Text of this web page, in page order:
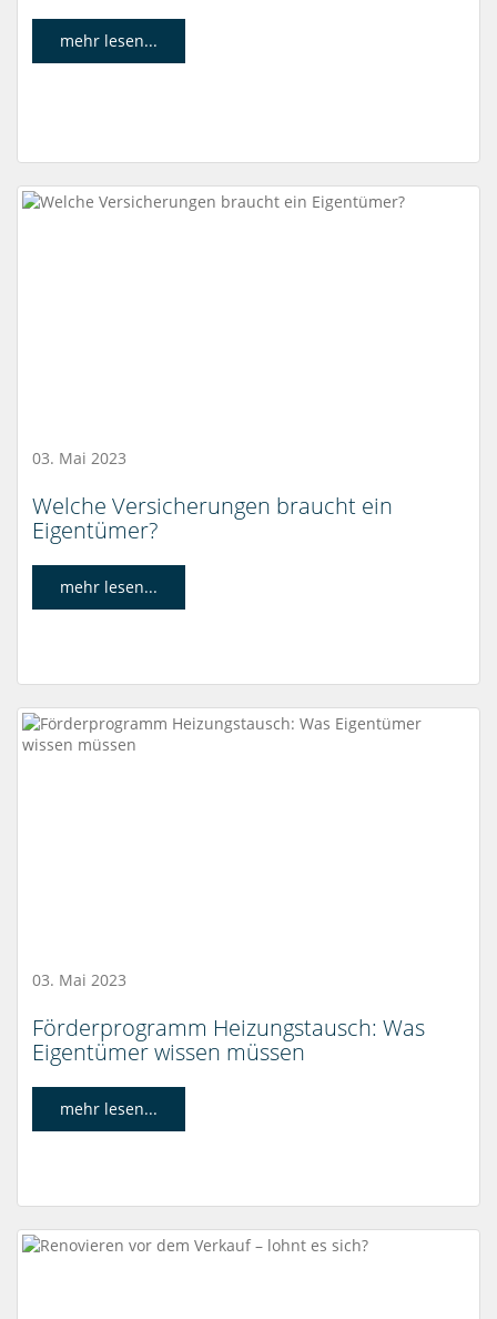
mehr lesen...
03. Mai 2023
Welche Versicherungen braucht ein
Eigentümer?
mehr lesen...
03. Mai 2023
Förderprogramm Heizungstausch: Was
Eigentümer wissen müssen
mehr lesen...